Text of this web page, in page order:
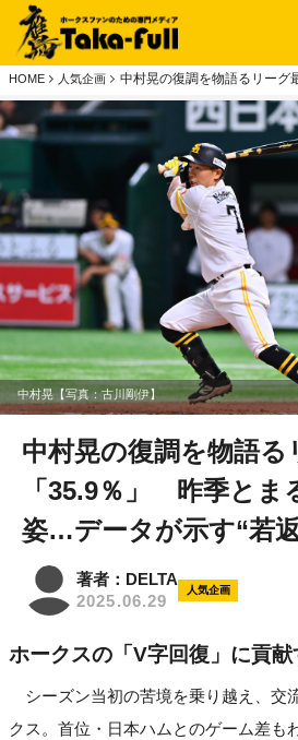
HOME 人気企画 中村晃の復調を物語るリー
中村晃【写真：古川剛伊】
中村晃の復調を物語る
「35.9％」 昨季とま
姿…データが示す“若
著者：DELTA
2025.06.29
人気企画
ホークスの「V字回復」に貢
シーズン当初の苦境を乗り越え、交
クス。首位・日本ハムとのゲーム差も